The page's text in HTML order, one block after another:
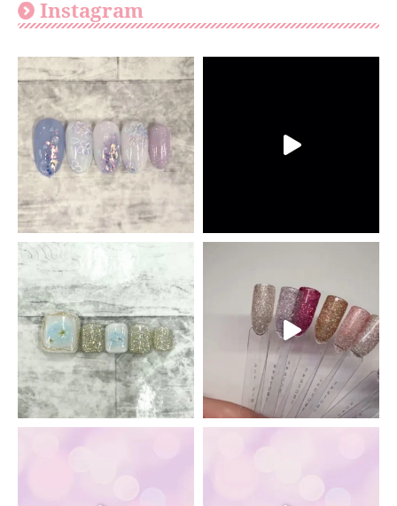
Instagram